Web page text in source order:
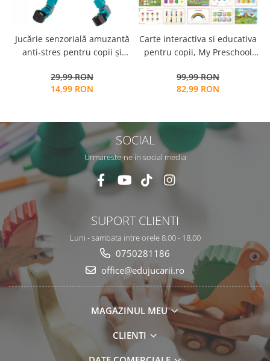
Jucărie senzorială amuzantă
anti-stres pentru copii și
transformabil,
29,99 RON
14,99 RON
Carte interactiva si educativa
pentru copii, My Preschool
activitati multiple, stickere
repozitionabile, Limba
99,99 RON
82,99 RON
SOCIAL
Urmareste-ne in social media
SUPORT CLIENTI
Luni - sambata intre orele 8.00 - 18.00
0750281186
office@edujucarii.ro
MAGAZINUL MEU
CLIENTI